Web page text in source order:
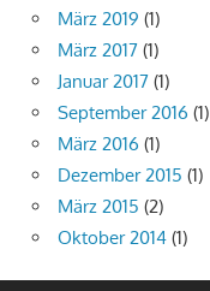
März 2019 (1)
März 2017 (1)
Januar 2017 (1)
September 2016 (1)
März 2016 (1)
Dezember 2015 (1)
März 2015 (2)
Oktober 2014 (1)